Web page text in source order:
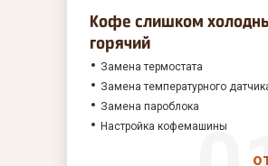
Кофе слишком
горячий
Замена термостата
Замена температурного
Замена пароблока
Настройка кофемашины